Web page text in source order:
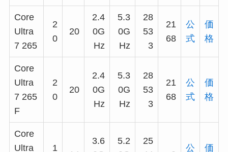
Core
Ultra
7 265
2
0
20
2.4
0G
Hz
5.3
0G
Hz
28
53
3
21
68
公
式
価
格
Core
Ultra
7 265
F
2
0
20
2.4
0G
Hz
5.3
0G
Hz
28
53
3
21
68
公
式
価
格
Core
Ultra
1
3.6
5.2
25
公
価